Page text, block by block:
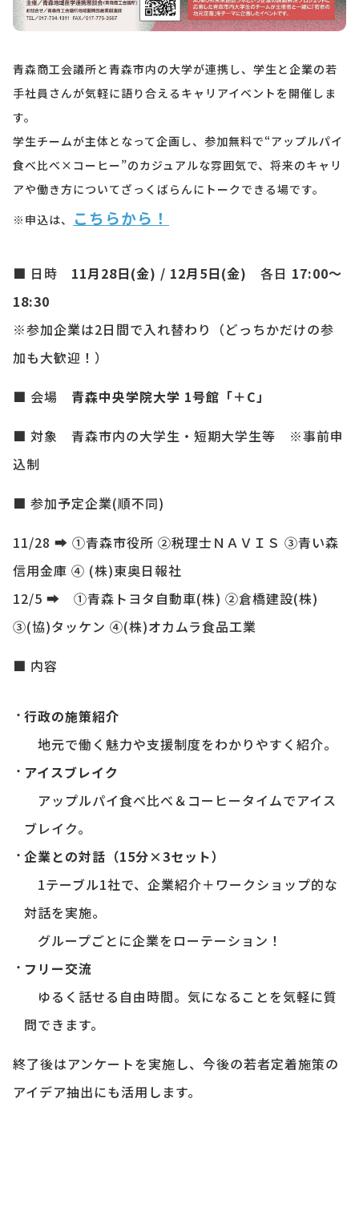
青森商工会議所と青森市内の大学が連携し、学生と企業の若
手社員さんが気軽に語り合えるキャリアイベントを開催しま
す。
学生チームが主体となって企画し、参加無料で“アップルパイ
食べ比べ×コーヒー”のカジュアルな雰囲気で、将来のキャリ
アや働き方についてざっくばらんにトークできる場です。
※申込は、
こちらから！
■ 日時 11月28日(金) / 12月5日(金) 各日 17:00～
18:30
※参加企業は2日間で入れ替わり（どっちかだけの参
加も大歓迎！）
■ 会場 青森中央学院大学 1号館「＋C」
■ 対象 青森市内の大学生・短期大学生等 ※事前申
込制
■ 参加予定企業(順不同)
11/28 ➡ ①青森市役所 ②税理士ＮＡＶＩＳ ③青い森
信用金庫 ④ (株)東奥日報社
12/5 ➡ ①青森トヨタ自動車(株) ②倉橋建設(株)
③(協)タッケン ④(株)オカムラ食品工業
■ 内容
行政の施策紹介
地元で働く魅力や支援制度をわかりやすく紹介。
アイスブレイク
アップルパイ食べ比べ＆コーヒータイムでアイス
ブレイク。
企業との対話（15分×3セット）
1テーブル1社で、企業紹介＋ワークショップ的な
対話を実施。
グループごとに企業をローテーション！
フリー交流
ゆるく話せる自由時間。気になることを気軽に質
問できます。
終了後はアンケートを実施し、今後の若者定着施策の
アイデア抽出にも活用します。